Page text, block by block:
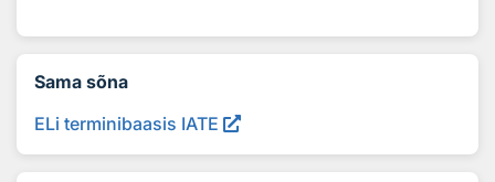
Sama sõna
ELi terminibaasis IATE